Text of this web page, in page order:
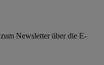
Newsletter über die E-